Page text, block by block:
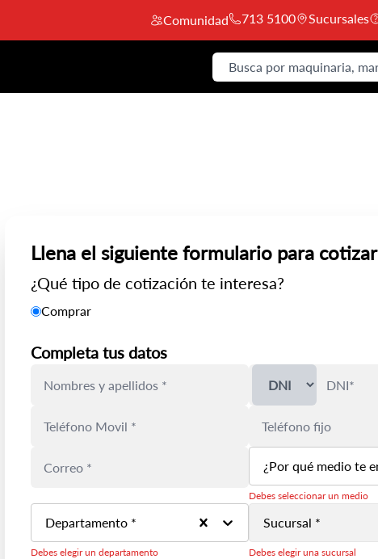
Comunidad 713 5100 Sucursales
Llena el siguiente formulario para cotizar
¿Qué tipo de cotización te interesa?
Comprar
Completa tus datos
Debes seleccionar un medio
Departamento *
Debes elegir un departamento
Sucursal *
Debes elegir una sucursal